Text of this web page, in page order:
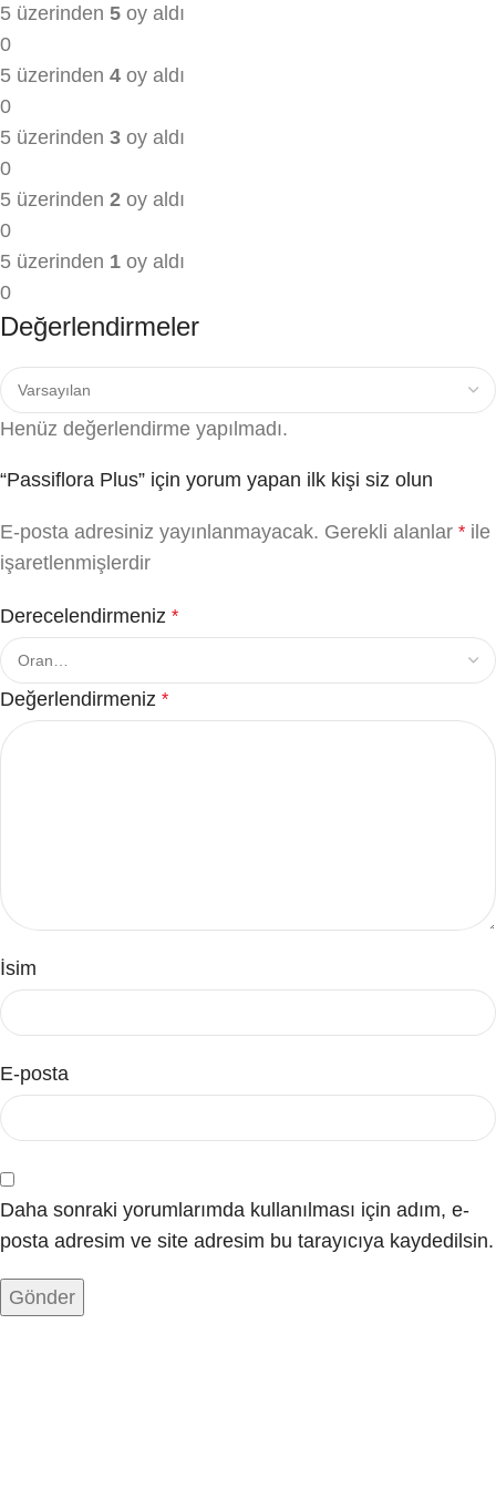
5 üzerinden 5 oy aldı
0
5 üzerinden 4 oy aldı
0
5 üzerinden 3 oy aldı
0
5 üzerinden 2 oy aldı
0
5 üzerinden 1 oy aldı
0
Değerlendirmeler
Henüz değerlendirme yapılmadı.
“Passiflora Plus” için yorum yapan ilk kişi siz olun
E-posta adresiniz yayınlanmayacak. Gerekli alanlar * ile
işaretlenmişlerdir
Derecelendirmeniz *
Değerlendirmeniz *
İsim
E-posta
Daha sonraki yorumlarımda kullanılması için adım, e-
posta adresim ve site adresim bu tarayıcıya kaydedilsin.